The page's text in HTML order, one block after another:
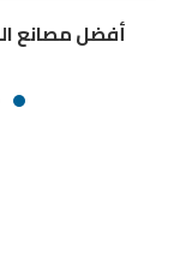
أفضل مصانع